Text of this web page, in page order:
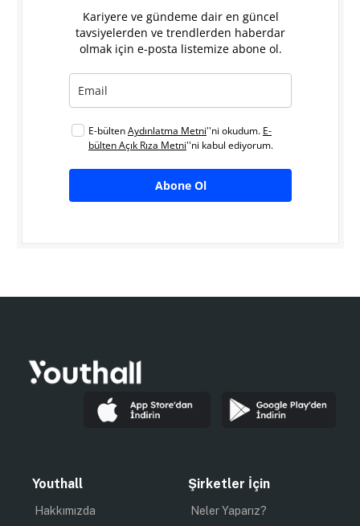
Kariyere ve gündeme dair en güncel
tavsiyelerden ve trendlerden haberdar
olmak için e-posta listemize abone ol.
E-bültenAydınlatma Metni''ni okudum. E-
bülten Açık Rıza Metni''ni kabul ediyorum.
Abone Ol
Youthall
Hakkımızda
Şirketler İçin
Neler Yaparız?